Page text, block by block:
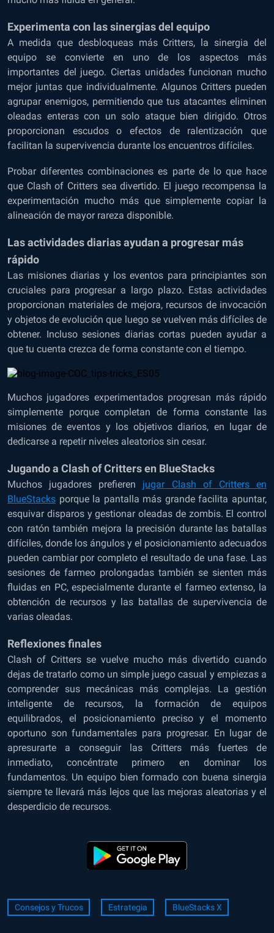
Experimenta con las sinergias del equipo
A medida que desbloqueas más Critters, la sinergia del
equipo se convierte en uno de los aspectos más
importantes del juego. Ciertas unidades funcionan mucho
mejor juntas que individualmente. Algunos Critters pueden
agrupar enemigos, permitiendo que tus atacantes eliminen
oleadas enteras con un solo ataque bien dirigido. Otros
proporcionan escudos o efectos de ralentización que
facilitan la supervivencia durante los encuentros difíciles.
Probar diferentes combinaciones es parte de lo que hace
que Clash of Critters sea divertido. El juego recompensa la
experimentación mucho más que simplemente copiar la
alineación de mayor rareza disponible.
Las actividades diarias ayudan a progresar más
rápido
Las misiones diarias y los eventos para principiantes son
cruciales para progresar a largo plazo. Estas actividades
proporcionan materiales de mejora, recursos de invocación
y objetos de evolución que luego se vuelven más difíciles de
obtener. Incluso sesiones diarias cortas pueden ayudar a
que tu cuenta crezca de forma constante con el tiempo.
Muchos jugadores experimentados progresan más rápido
simplemente porque completan de forma constante las
misiones de eventos y los objetivos diarios, en lugar de
dedicarse a repetir niveles aleatorios sin cesar.
Jugando a Clash of Critters en BlueStacks
Muchos jugadores prefieren jugar Clash of Critters en
BlueStacks porque la pantalla más grande facilita apuntar,
esquivar disparos y gestionar oleadas de zombis. El control
con ratón también mejora la precisión durante las batallas
difíciles, donde los ángulos y el posicionamiento adecuados
pueden cambiar por completo el resultado de una fase. Las
sesiones de farmeo prolongadas también se sienten más
fluidas en PC, especialmente durante el farmeo extenso, la
obtención de recursos y las batallas de supervivencia de
varias oleadas.
Reflexiones finales
Clash of Critters se vuelve mucho más divertido cuando
dejas de tratarlo como un simple juego casual y empiezas a
comprender sus mecánicas más complejas. La gestión
inteligente de recursos, la formación de equipos
equilibrados, el posicionamiento preciso y el momento
oportuno son fundamentales para progresar. En lugar de
apresurarte a conseguir las Critters más fuertes de
inmediato, concéntrate primero en dominar los
fundamentos. Un equipo bien formado con buena sinergia
siempre te llevará más lejos que las mejoras aleatorias y el
desperdicio de recursos.
Consejos y Trucos Estrategia BlueStacks X